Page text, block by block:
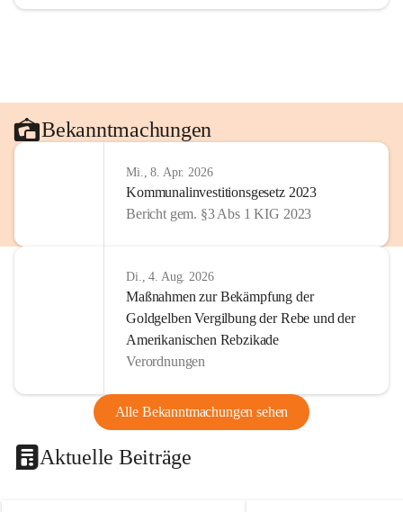
Bekanntmachungen
Mi., 8. Apr. 2026
Kommunalinvestitionsgesetz 2023
Bericht gem. §3 Abs 1 KIG 2023
Di., 4. Aug. 2026
Maßnahmen zur Bekämpfung der
Goldgelben Vergilbung der Rebe und der
Amerikanischen Rebzikade
Verordnungen
Alle Bekanntmachungen sehen
Aktuelle Beiträge